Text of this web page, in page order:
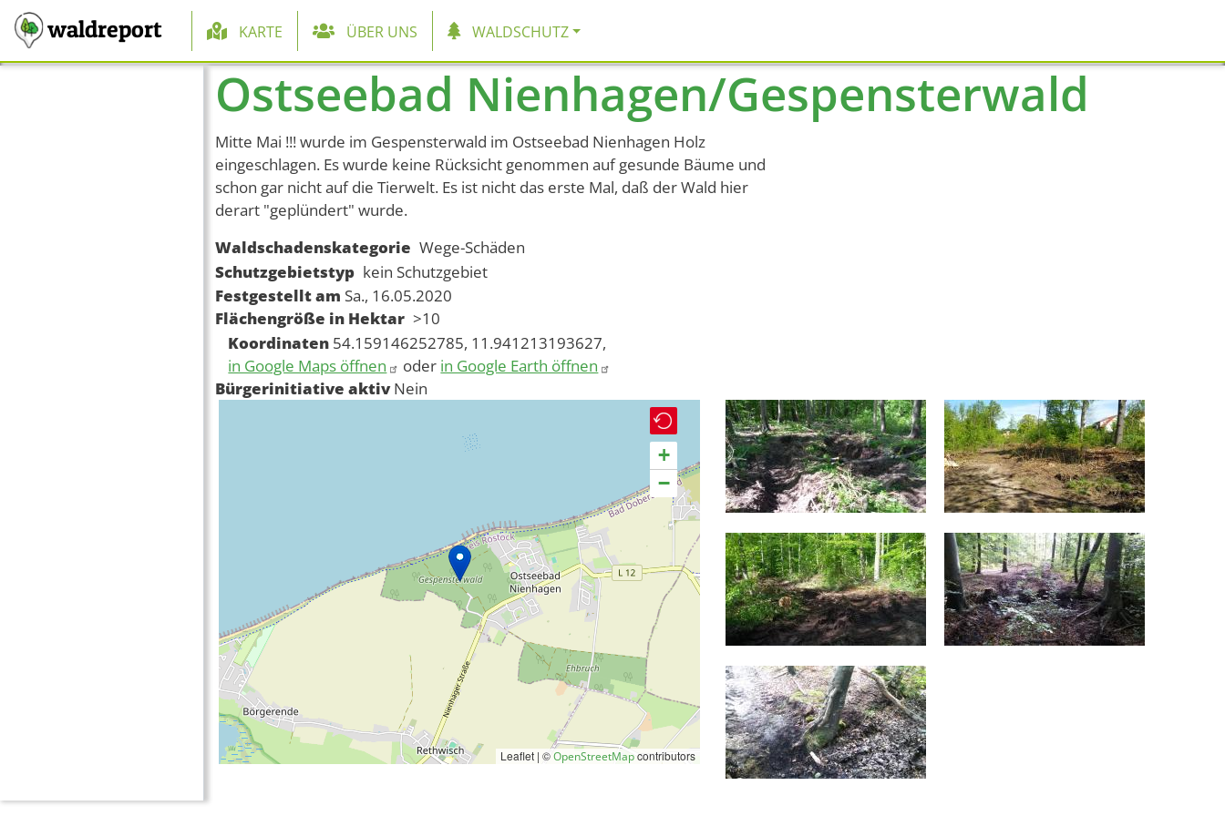
waldreport Hauptnavigation
KARTE ÜBER UNS WALDSCHUTZ
Ostseebad Nienhagen/Gespensterwald
Mitte Mai !!! wurde im Gespensterwald im Ostseebad Nienhagen Holz
eingeschlagen. Es wurde keine Rücksicht genommen auf gesunde Bäume und
schon gar nicht auf die Tierwelt. Es ist nicht das erste Mal, daß der Wald hier
derart "geplündert" wurde.
Waldschadenskategorie Wege-Schäden
Schutzgebietstyp kein Schutzgebiet
Festgestellt am Sa., 16.05.2020
Flächengröße in Hektar >10
Koordinaten 54.159146252785, 11.941213193627,
in Google Maps öffnen
oder in Google Earth öffnen
Bürgerinitiative aktiv Nein
+
−
Leaflet | ©OpenStreetMapcontributors